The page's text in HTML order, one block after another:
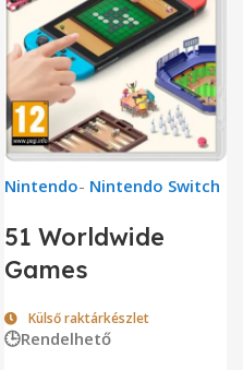
Nintendo- Nintendo Switch
51 Worldwide
Games
Külső raktárkészlet
🕒Rendelhető